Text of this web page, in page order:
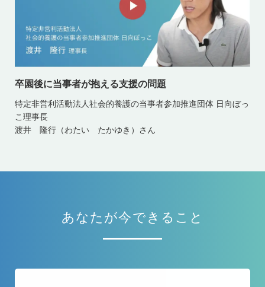
卒園後に当事者が抱える支援の問題
特定非営利活動法人社会的養護の当事者参加推進団体 日向ぼっ
こ理事長
渡井 隆行（わたい たかゆき）さん
あなたが今できること